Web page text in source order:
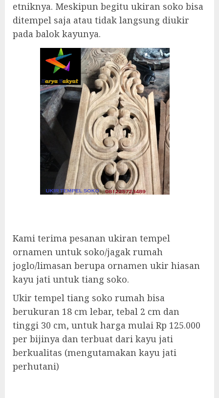
etniknya. Meskipun begitu ukiran soko bisa
ditempel saja atau tidak langsung diukir
pada balok kayunya.
Kami terima pesanan ukiran tempel
ornamen untuk soko/jagak rumah
joglo/limasan berupa ornamen ukir hiasan
kayu jati untuk tiang soko.
Ukir tempel tiang soko rumah bisa
berukuran 18 cm lebar, tebal 2 cm dan
tinggi 30 cm, untuk harga mulai Rp 125.000
per bijinya dan terbuat dari kayu jati
berkualitas (mengutamakan kayu jati
perhutani)